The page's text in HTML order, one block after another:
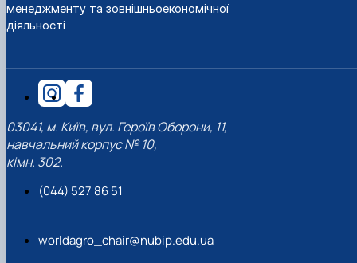
менеджменту та зовнішньоекономічної
діяльності
03041, м. Київ, вул. Героїв Оборони, 11,
навчальний корпус № 10,
кімн. 302.
(044) 527 86 51
worldagro_chair@nubip.edu.ua